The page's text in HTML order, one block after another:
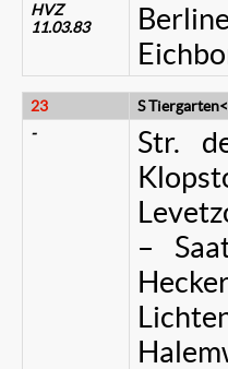
HVZ
11.03.83
23
S
-
Str.
–